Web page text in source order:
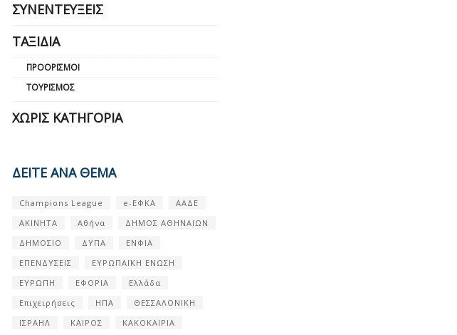
ΣΥΝΕΝΤΕΎΞΕΙΣ
ΤΑΞΊΔΙΑ
ΠΡΟΟΡΙΣΜΟΊ
ΤΟΥΡΙΣΜΌΣ
ΧΩΡΊΣ ΚΑΤΗΓΟΡΊΑ
ΔΕΙΤΕ ΑΝΑ ΘΕΜΑ
Champions League e-ΕΦΚΑ
ΑΑΔΕ
ΑΚΙΝΗΤΑ
Αθήνα
ΔΗΜΟΣ ΑΘΗΝΑΙΩΝ
ΔΗΜΟΣΙΟ
ΔΥΠΑ
ΕΝΦΙΑ
ΕΠΕΝΔΥΣΕΙΣ
ΕΥΡΩΠΑΪΚΗ ΕΝΩΣΗ
ΕΥΡΩΠΗ
ΕΦΟΡΙΑ
Ελλάδα
Επιχειρήσεις
ΗΠΑ
ΘΕΣΣΑΛΟΝΙΚΗ
ΙΣΡΑΗΛ
ΚΑΙΡΟΣ
ΚΑΚΟΚΑΙΡΙΑ